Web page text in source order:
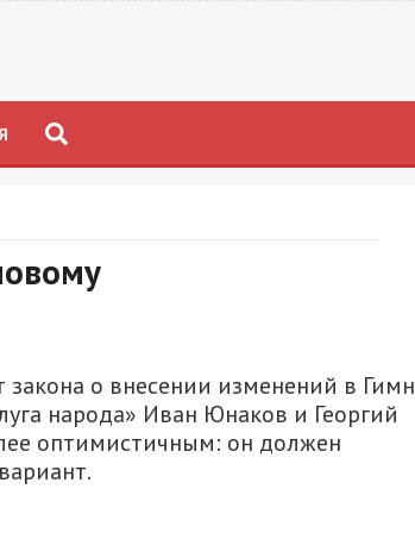
о внесении изменений в Гимн
народа» Иван Юнаков и Георгий
оптимистичным: он должен